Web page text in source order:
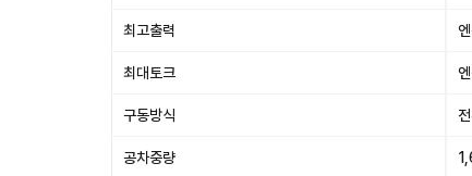
최고출력
최대토크
구동방식
공차중량